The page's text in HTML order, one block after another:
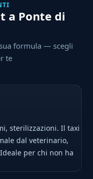
a Ponte di
formula — scegli
te
sterilizzazioni. Il taxi
dal veterinario,
per chi non ha